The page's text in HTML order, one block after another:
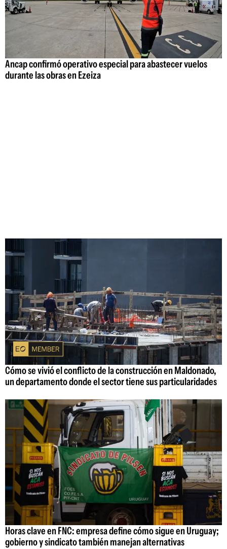
Ancap confirmó operativo especial para abastecer vuelos
durante las obras en Ezeiza
Cómo se vivió el conflicto de la construcción en Maldonado,
un departamento donde el sector tiene sus particularidades
Horas clave en FNC: empresa define cómo sigue en Uruguay;
gobierno y sindicato también manejan alternativas